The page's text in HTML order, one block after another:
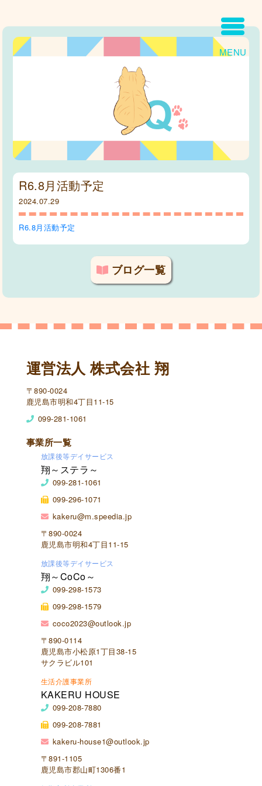
MENU
R6.8月活動予定
2024.07.29
R6.8月活動予定
ブログ一覧
運営法人 株式会社 翔
〒890-0024
鹿児島市明和4丁目11-15
099-281-1061
事業所一覧
放課後等デイサービス
翔～ステラ～
099-281-1061
099-296-1071
kakeru@m.speedia.jp
〒890-0024
鹿児島市明和4丁目11-15
放課後等デイサービス
翔～CoCo～
099-298-1573
099-298-1579
coco2023@outlook.jp
〒890-0114
鹿児島市小松原1丁目38-15
サクラビル101
生活介護事業所
KAKERU HOUSE
099-208-7880
099-208-7881
kakeru-house1@outlook.jp
〒891-1105
鹿児島市郡山町1306番1